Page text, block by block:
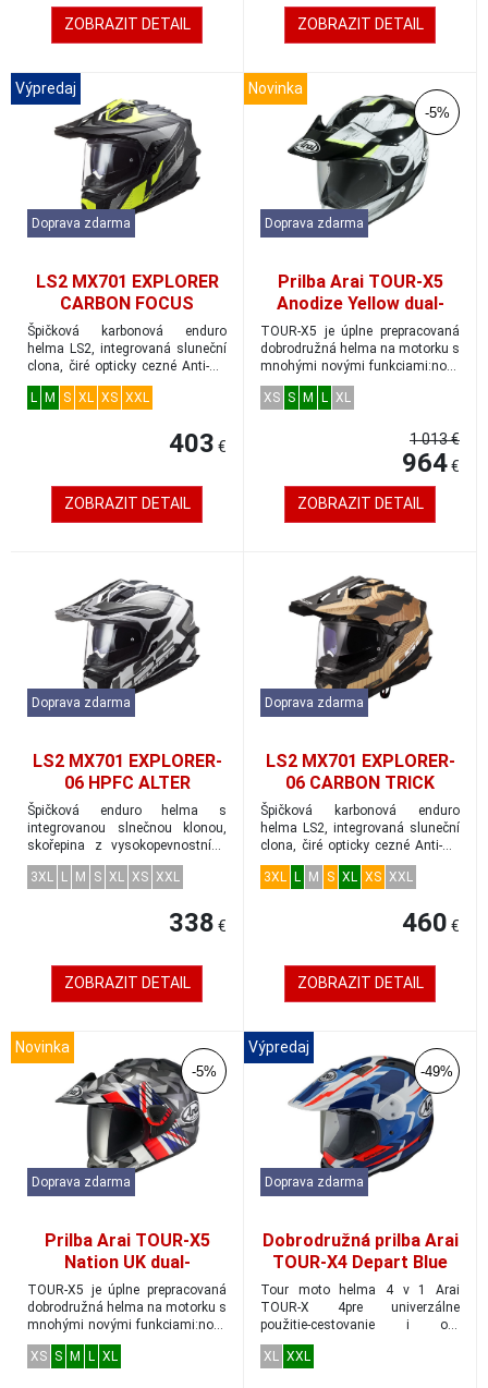
ZOBRAZIT DETAIL ZOBRAZIT DETAIL
Výpredaj
Doprava zdarma
LS2 MX701 EXPLORER
CARBON FOCUS
dobrodružná prilba
matná-H-V-žltá
Špičková karbonová enduro
helma LS2, integrovaná sluneční
clona, čiré opticky cezné Anti-UV
plexi s ...
L
M S XL XS XXL
403 €
ZOBRAZIT DETAIL
Novinka
-5%
Doprava zdarma
Prilba Arai TOUR-X5
Anodize Yellow dual-
adventure veľkosť M
TOUR-X5 je úplne prepracovaná
dobrodružná helma na motorku s
mnohými novými funkciami:nové
plexisklo...
XS S M L XL
1 013 €
964€
ZOBRAZIT DETAIL
Doprava zdarma
LS2 MX701 EXPLORER-
06 HPFC ALTER
dobrodružná prilba
matná-biela veľkosť M
Špičková enduro helma s
integrovanou slnečnou klonou,
skořepina z vysokopevnostního
HPFC-High Perfor...
3XL
L M S XL XS XXL
338 €
ZOBRAZIT DETAIL
Doprava zdarma
LS2 MX701 EXPLORER-
06 CARBON TRICK
dobrodružná prilba
hnedá/piesok veľkosť M
Špičková karbonová enduro
helma LS2, integrovaná sluneční
clona, čiré opticky cezné Anti-UV
plexiskl...
3XL
L M S XL XS XXL
460 €
ZOBRAZIT DETAIL
Novinka
-5%
Doprava zdarma
Prilba Arai TOUR-X5
Nation UK dual-
adventure veľkosť M
TOUR-X5 je úplne prepracovaná
dobrodružná helma na motorku s
mnohými novými funkciami:nové
plexisklo...
XS S M L XL
Výpredaj
-49%
Doprava zdarma
Dobrodružná prilba Arai
TOUR-X4 Depart Blue
veľkosť XXL
Tour moto helma 4 v 1 Arai
TOUR-X 4pre univerzálne
použitie-cestovanie i off-
road.Unikátny stavebnic...
XL XXL